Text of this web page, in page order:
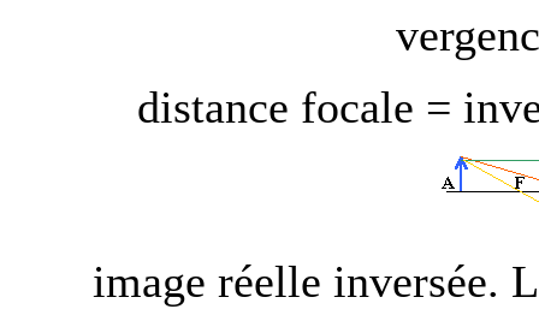
distance focale =
image réelle inversée.